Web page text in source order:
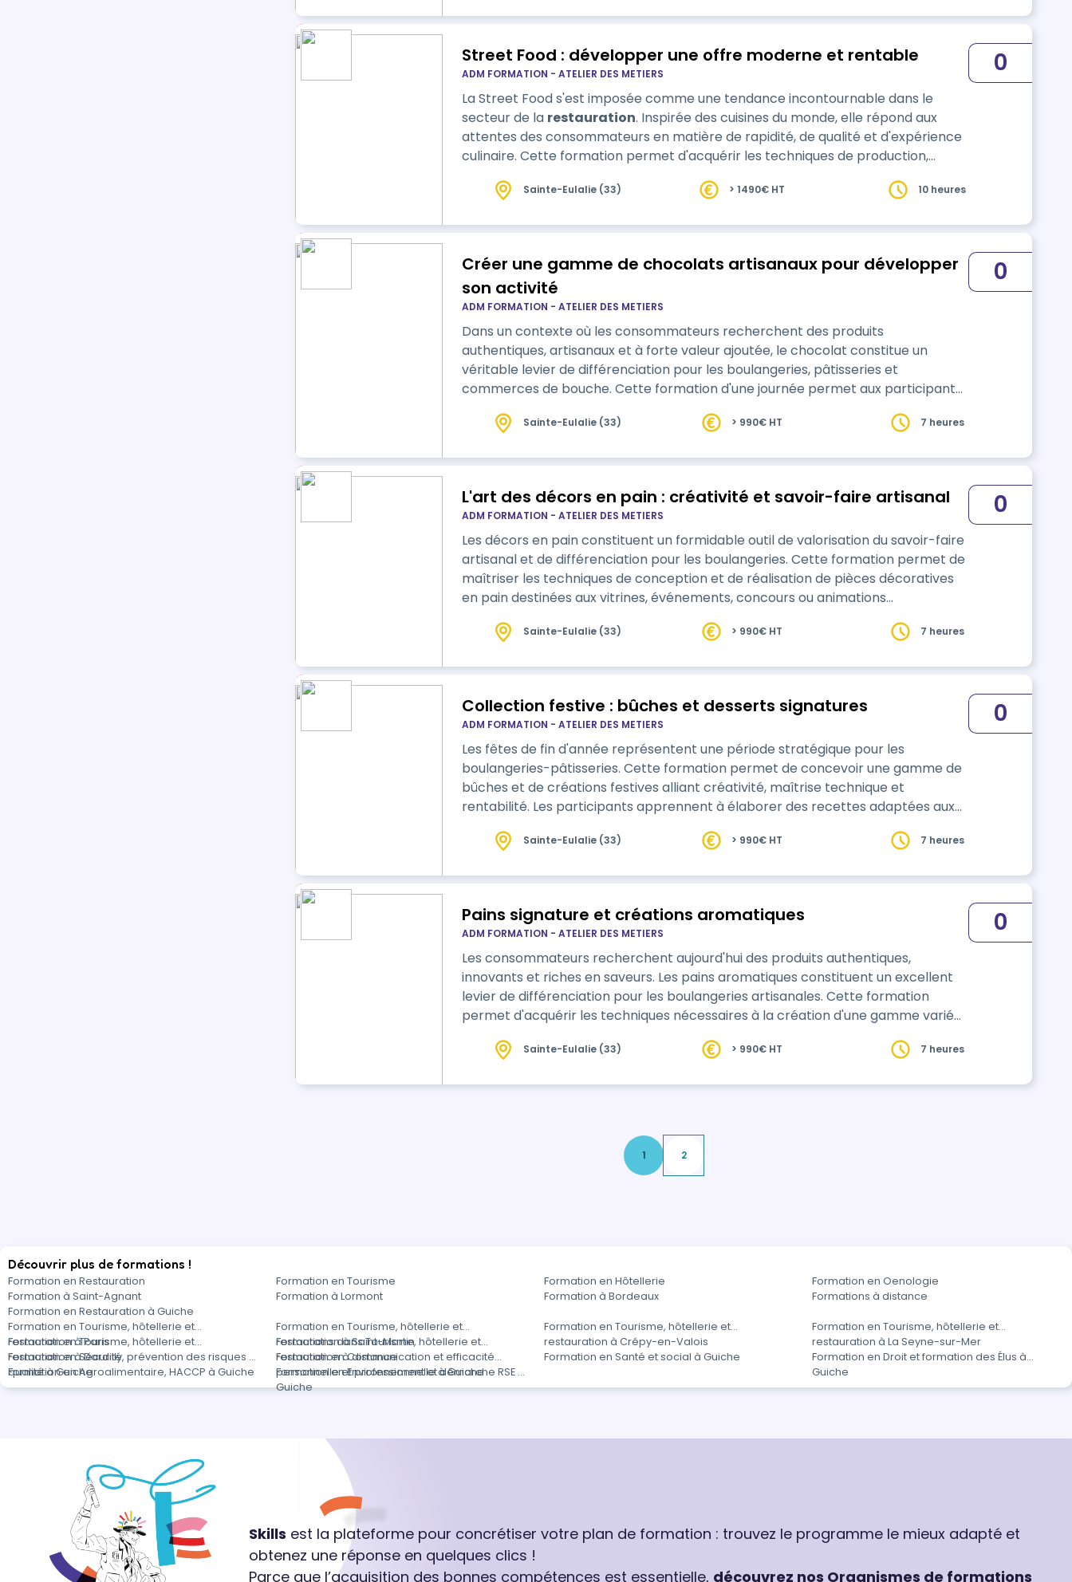
Street Food : développer une offre moderne et rentable
ADM FORMATION - ATELIER DES METIERS
La Street Food s'est imposée comme une tendance incontournable dans le
secteur de la restauration. Inspirée des cuisines du monde, elle répond aux
attentes des consommateurs en matière de rapidité, de qualité et d'expérience
culinaire. Cette formation permet d'acquérir les techniques de production,
0
Sainte-Eulalie (33) > 1490€ HT 10 heures
Créer une gamme de chocolats artisanaux pour développer
son activité
ADM FORMATION - ATELIER DES METIERS
Dans un contexte où les consommateurs recherchent des produits
authentiques, artisanaux et à forte valeur ajoutée, le chocolat constitue un
véritable levier de différenciation pour les boulangeries, pâtisseries et
commerces de bouche. Cette formation d'une journée permet aux participants
leurs premières créations artisanales. À travers une approche pratique et
0
Sainte-Eulalie (33) > 990€ HT 7 heures
L'art des décors en pain : créativité et savoir-faire artisanal
ADM FORMATION - ATELIER DES METIERS
Les décors en pain constituent un formidable outil de valorisation du savoir-faire
artisanal et de différenciation pour les boulangeries. Cette formation permet de
maîtriser les techniques de conception et de réalisation de pièces décoratives
en pain destinées aux vitrines, événements, concours ou animations
les méthodes nécessaires à la réalisation d'œuvres originales, solides et
0
Sainte-Eulalie (33) > 990€ HT 7 heures
Collection festive : bûches et desserts signatures
ADM FORMATION - ATELIER DES METIERS
Les fêtes de fin d'année représentent une période stratégique pour les
boulangeries-pâtisseries. Cette formation permet de concevoir une gamme de
bûches et de créations festives alliant créativité, maîtrise technique et
rentabilité. Les participants apprennent à élaborer des recettes adaptées aux
et à valoriser leur offre afin de se démarquer de la concurrence durant cette
0
Sainte-Eulalie (33) > 990€ HT 7 heures
Pains signature et créations aromatiques
ADM FORMATION - ATELIER DES METIERS
Les consommateurs recherchent aujourd'hui des produits authentiques,
innovants et riches en saveurs. Les pains aromatiques constituent un excellent
levier de différenciation pour les boulangeries artisanales. Cette formation
permet d'acquérir les techniques nécessaires à la création d'une gamme variée
des ingrédients et l'équilibre des recettes. Les participants apprennent
0
Sainte-Eulalie (33) > 990€ HT 7 heures
1 2
Découvrir plus de formations !
Formation en Restauration Formation en Tourisme Formation en Hôtellerie
Formation en Oenologie
Formation à Saint-Agnant
Formation à Lormont Formation à Bordeaux
Formations à distance
Formation en Restauration à Guiche
Formation en Tourisme, hôtellerie et
restauration à Paris
Formation en Tourisme, hôtellerie et
restauration à Saint-Martin
Formation en Tourisme, hôtellerie et
restauration à Crépy-en-Valois
Formation en Tourisme, hôtellerie et
restauration à La Seyne-sur-Mer
Formation en Tourisme, hôtellerie et
restauration à Dardilly
Formations dans Tourisme, hôtellerie et
restauration à distance
Formation en Sécurité, prévention des risques et
qualité à Guiche
Formation en Communication et efficacité
personnelle et professionnelle à Guiche
Formation en Santé et social à Guiche
Formation en Droit et formation des Élus à
Guiche
Formation en Agroalimentaire, HACCP à Guiche
Formation en Environnement et démarche RSE à
Guiche
Skills est la plateforme pour concrétiser votre plan de formation : trouvez le programme le mieux adapté et
obtenez une réponse en quelques clics !
Parce que l’acquisition des bonnes compétences est essentielle, découvrez nos Organismes de formations